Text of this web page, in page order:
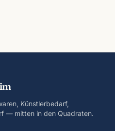
Künstlerbedarf,
— mitten in den Quadraten.